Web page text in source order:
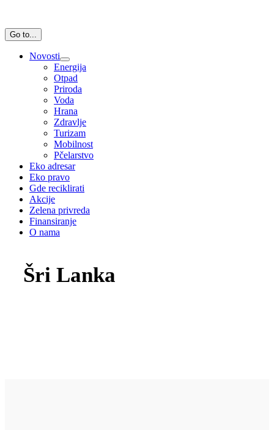
Go to...
Novosti
Energija
Otpad
Priroda
Voda
Hrana
Zdravlje
Turizam
Mobilnost
Pčelarstvo
Eko adresar
Eko pravo
Gde reciklirati
Akcije
Zelena privreda
Finansiranje
O nama
Šri Lanka